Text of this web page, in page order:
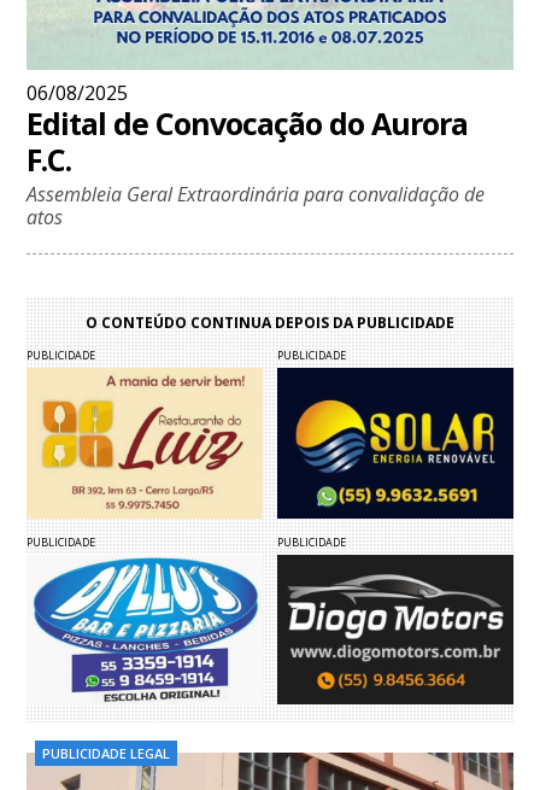
06/08/2025
Edital de Convocação do Aurora
F.C.
Assembleia Geral Extraordinária para convalidação de
atos
O CONTEÚDO CONTINUA DEPOIS DA PUBLICIDADE
PUBLICIDADE PUBLICIDADE
PUBLICIDADE PUBLICIDADE
PUBLICIDADE LEGAL